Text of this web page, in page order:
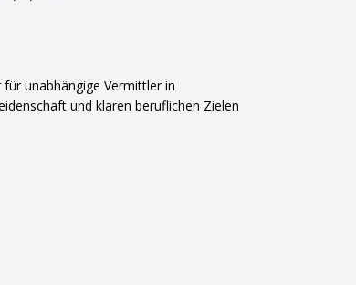
unabhängige Vermittler in
und klaren beruflichen Zielen